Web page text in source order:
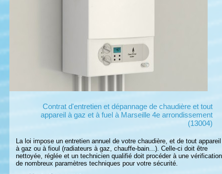
Contrat d'entretien et dépannage de chaudière et tout
appareil à gaz et à fuel à Marseille 4e arrondissement
(13004)
La loi impose un entretien annuel de votre chaudière, et de tout appareil
à gaz ou à fioul (radiateurs à gaz, chauffe-bain...). Celle-ci doit être
nettoyée, réglée et un technicien qualifié doit procéder à une vérification
de nombreux paramètres techniques pour votre sécurité.